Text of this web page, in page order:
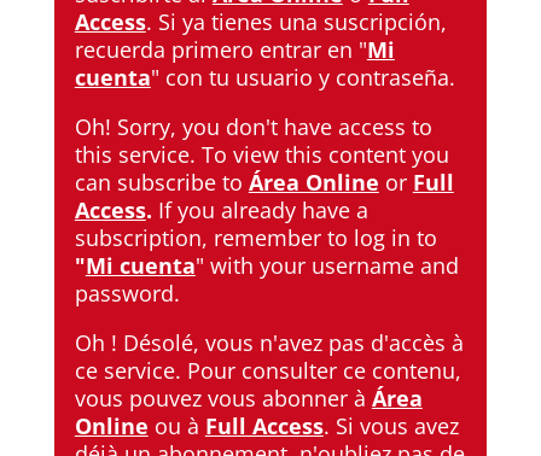
Access. Si ya tienes una suscripción,
recuerda primero entrar en "Mi
cuenta" con tu usuario y contraseña.
Oh! Sorry, you don't have access to
this service. To view this content you
can subscribe to Área Online or Full
Access. If you already have a
subscription, remember to log in to
"Mi cuenta" with your username and
password.
Oh ! Désolé, vous n'avez pas d'accès à
ce service. Pour consulter ce contenu,
vous pouvez vous abonner à Área
Online ou à Full Access. Si vous avez